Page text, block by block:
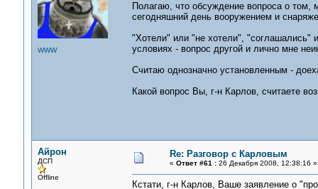
WWW
Полагаю, что обсуждение вопроса о том,
сегодняшний день вооружением и
"Хотели" или "не хотели", "соглашались"
условиях - вопрос другой и лично мне
Считаю однозначно установленным -
Какой вопрос Вы, г-н Карлов, считаете
Айрон
ДСП
Offline
Re: Разговор с Карловым
« Ответ #61 :26 Декабря 2008, 12:38:16 »
Кстати, г-н Карлов, Ваше заявление о